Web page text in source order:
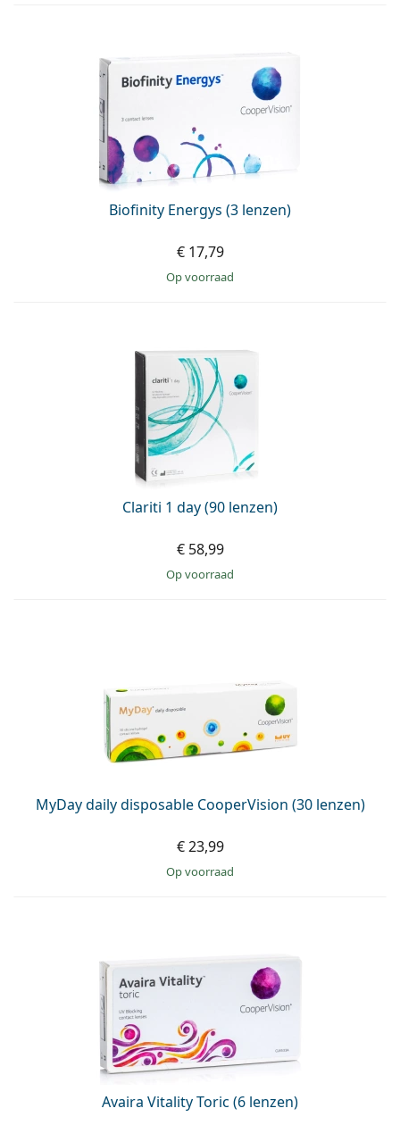
Biofinity Energys (3 lenzen)
€ 17,79
op voorraad
Clariti 1 day (90 lenzen)
€ 58,99
op voorraad
MyDay daily disposable CooperVision (30 lenzen)
€ 23,99
op voorraad
Avaira Vitality Toric (6 lenzen)